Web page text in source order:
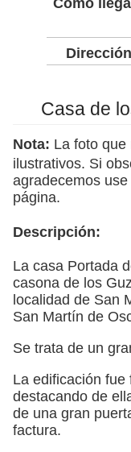
Casa de
Nota: La foto que
ilustrativos. Si
agradecemos
página.
Descripción:
La casa Portada
casona de los
localidad de San
San Martín de
Se trata de un
La edificación
destacando de
de una gran
factura.